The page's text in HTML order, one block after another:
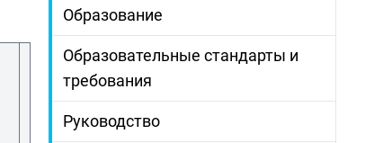
Образование
Образовательные стандарты и
требования
Руководство